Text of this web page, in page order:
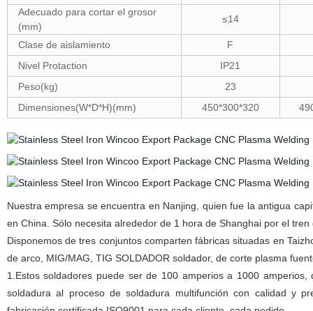
Adecuado para cortar el grosor
(mm)
≤14
Clase de aislamiento
F
Nivel Protaction
IP21
Peso(kg)
23
Dimensiones(W*D*H)(mm)
450*300*320
Nuestra empresa se encuentra en Nanjing, quien fue la antigua
en China. Sólo necesita alrededor de 1 hora de Shanghai por el
Disponemos de tres conjuntos comparten fábricas situadas en
de arco, MIG/MAG, TIG SOLDADOR soldador, de corte plasma
1.Estos soldadores puede ser de 100 amperios a 1000
soldadura al proceso de soldadura multifunción con calidad y